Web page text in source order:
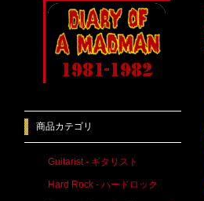
商品カテゴリ
Guitarist - ギタリスト
Hard Rock - ハードロック